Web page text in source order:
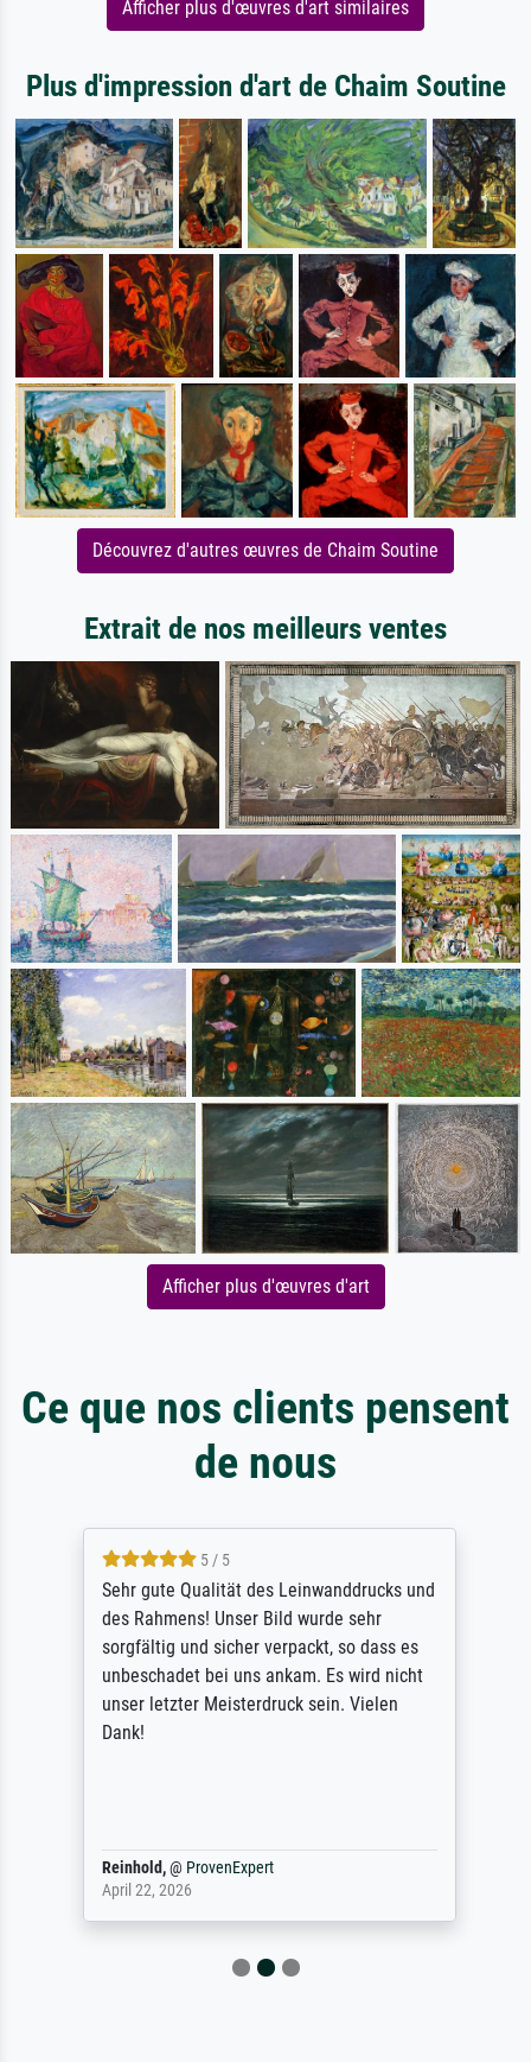
Afficher plus d'œuvres d'art similaires
Plus d'impression d'art de Chaim Soutine
Découvrez d'autres œuvres de Chaim Soutine
Extrait de nos meilleurs ventes
Afficher plus d'œuvres d'art
Ce que nos clients pensent
de nous
5 / 5
Sehr gute Qualität des Leinwanddrucks und
des Rahmens! Unser Bild wurde sehr
sorgfältig und sicher verpackt, so dass es
unbeschadet bei uns ankam. Es wird nicht
unser letzter Meisterdruck sein. Vielen
Dank!
Reinhold,@ ProvenExpert
April 22, 2026